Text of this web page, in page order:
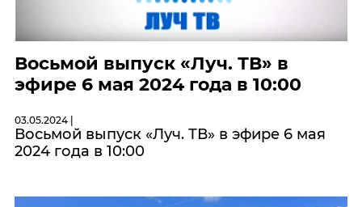
Восьмой выпуск «Луч. ТВ» в
эфире 6 мая 2024 года в 10:00
03.05.2024 |
Восьмой выпуск «Луч. ТВ» в эфире 6 мая
2024 года в 10:00